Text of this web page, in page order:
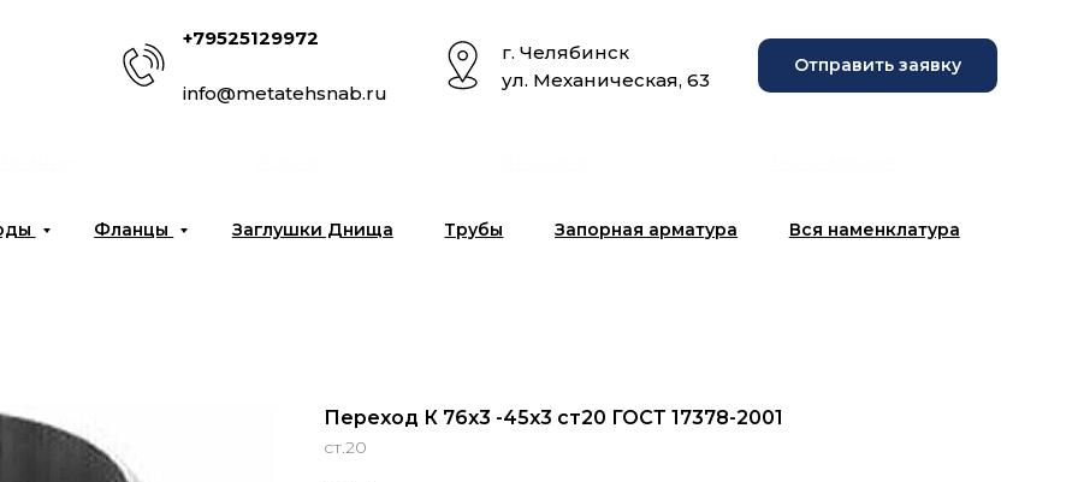
+79525129972
info@metatehsnab.ru
г. Челябинск
ул. Механическая, 63
Отправить заявку
Фланцы Заглушки Днища Трубы Запорная арматура Вся наменклатура
Переход К 76x3 -45x3 ст20 ГОСТ 17378-2001
ст.20